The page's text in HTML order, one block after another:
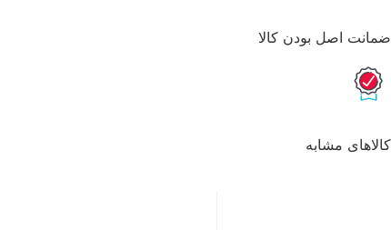
ضمانت اصل بودن کالا
کالاهای مشابه